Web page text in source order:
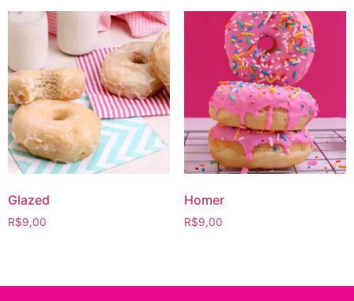
Glazed
R$9,00
Homer
R$9,00